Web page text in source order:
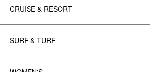
CRUISE & RESORT
SURF & TURF